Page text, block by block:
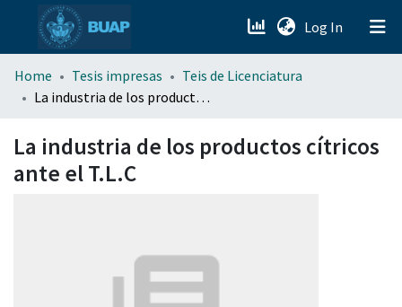
Log In (current)
menu.section.about_menu
Home Tesis impresas
Teis de Licenciatura
La industria de los productos cítricos ante el T.L.C
La industria de los productos cítricos
ante el T.L.C